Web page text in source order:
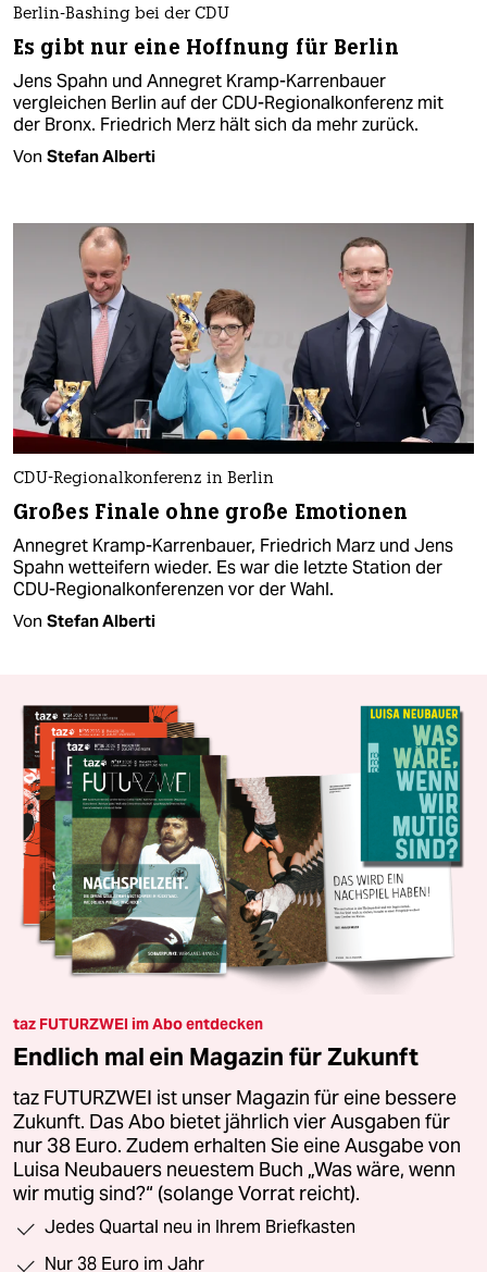
Berlin-Bashing bei der CDU
Es gibt nur eine Hoffnung für Berlin
Jens Spahn und Annegret Kramp-Karrenbauer
vergleichen Berlin auf der CDU-Regionalkonferenz mit
der Bronx. Friedrich Merz hält sich da mehr zurück.
Von Stefan Alberti
CDU-Regionalkonferenz in Berlin
Großes Finale ohne große Emotionen
Annegret Kramp-Karrenbauer, Friedrich Marz und Jens
Spahn wetteifern wieder. Es war die letzte Station der
CDU-Regionalkonferenzen vor der Wahl.
Von Stefan Alberti
taz FUTURZWEI im Abo entdecken
Endlich mal ein Magazin für Zukunft
taz FUTURZWEI ist unser Magazin für eine bessere
Zukunft. Das Abo bietet jährlich vier Ausgaben für
nur 38 Euro. Zudem erhalten Sie eine Ausgabe von
Luisa Neubauers neuestem Buch „Was wäre, wenn
wir mutig sind?“ (solange Vorrat reicht).
Jedes Quartal neu in Ihrem Briefkasten
Nur 38 Euro im Jahr